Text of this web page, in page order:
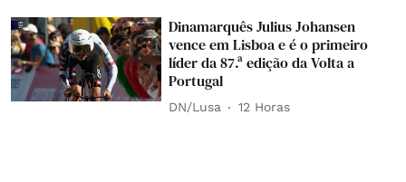
Dinamarquês Julius Johansen
vence em Lisboa e é o primeiro
líder da 87.ª edição da Volta a
Portugal
DN/Lusa 12 Horas